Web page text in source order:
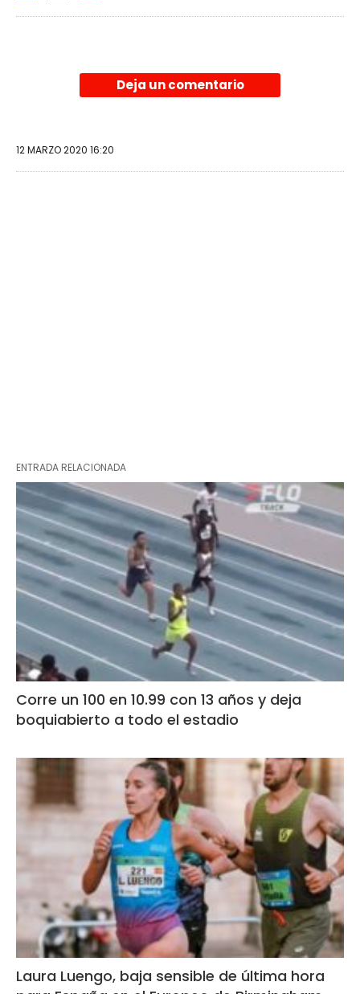
Deja un comentario
12 MARZO 2020 16:20
ENTRADA RELACIONADA
Corre un 100 en 10.99 con 13 años y deja
boquiabierto a todo el estadio
Laura Luengo, baja sensible de última hora